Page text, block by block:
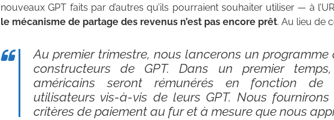
nouveaux GPT faits par d’autres qu’ils pourraient souhaiter utiliser — à
le mécanisme de partage des revenus n’est pas encore prêt. Au lieu de
Au premier trimestre, nous lancerons un programme
constructeurs de GPT. Dans un premier
américains seront rémunérés en fonction de
utilisateurs vis-à-vis de leurs GPT. Nous
critères de paiement au fur et à mesure que nous